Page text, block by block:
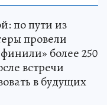
по пути из
провели
более 250
встречи
в будущих